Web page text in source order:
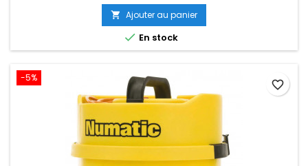
de
base
 Ajouter au panier
 En stock
-5%
favorite_border